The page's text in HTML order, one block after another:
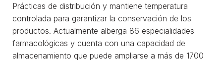
Prácticas de distribución y mantiene temperatura
controlada para garantizar la conservación de los
productos. Actualmente alberga 86 especialidades
farmacológicas y cuenta con una capacidad de
almacenamiento que puede ampliarse a más de 1700